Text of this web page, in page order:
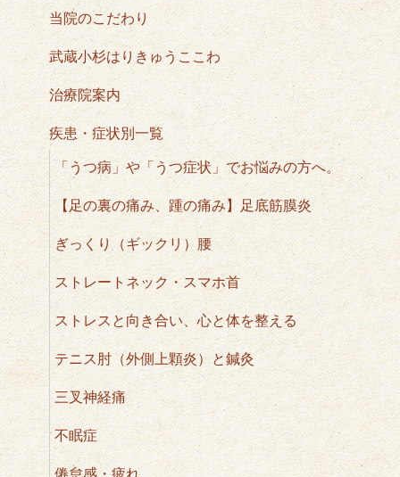
当院のこだわり
武蔵小杉はりきゅうここわ
治療院案内
疾患・症状別一覧
「うつ病」や「うつ症状」でお悩みの方へ。
【足の裏の痛み、踵の痛み】足底筋膜炎
ぎっくり（ギックリ）腰
ストレートネック・スマホ首
ストレスと向き合い、心と体を整える
テニス肘（外側上顆炎）と鍼灸
三叉神経痛
不眠症